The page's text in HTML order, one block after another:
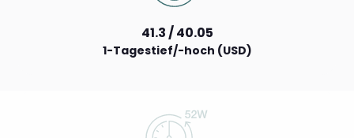
41.3 / 40.05
1-Tagestief/-hoch (USD)